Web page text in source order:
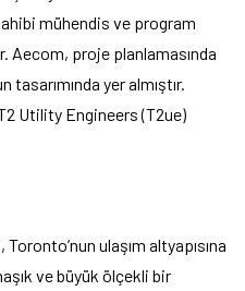
mühendis ve program
Aecom, proje planlamasında
tasarımında yer almıştır.
Utility Engineers (T2ue)
ulaşım altyapısına
ve büyük ölçekli bir